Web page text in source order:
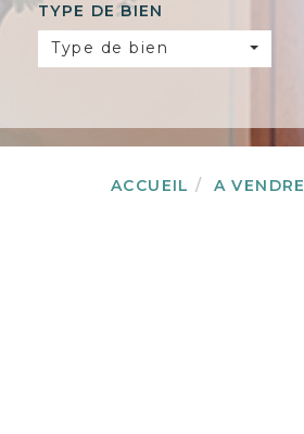
TYPE DE BIEN
Type de bien
ACCUEIL A VENDRE